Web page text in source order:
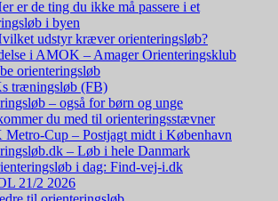
er de ting du ikke må passere i et
i byen
udstyr kræver orienteringsløb?
i AMOK – Amager Orienteringsklub
orienteringsløb
træningsløb (FB)
– også for børn og unge
du med til orienteringsstævner
Cup – Postjagt midt i København
– Løb i hele Danmark
i dag: Find-vej-i.dk
21/2 2026